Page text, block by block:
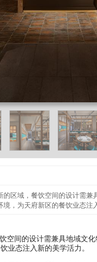
区域，餐饮空间的设计需
，为天府新区的餐饮业态注
空间的设计需兼具地域文
业态注入新的美学活力。